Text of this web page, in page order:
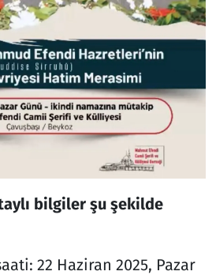
bilgiler şu şekilde
22 Haziran 2025, Pazar